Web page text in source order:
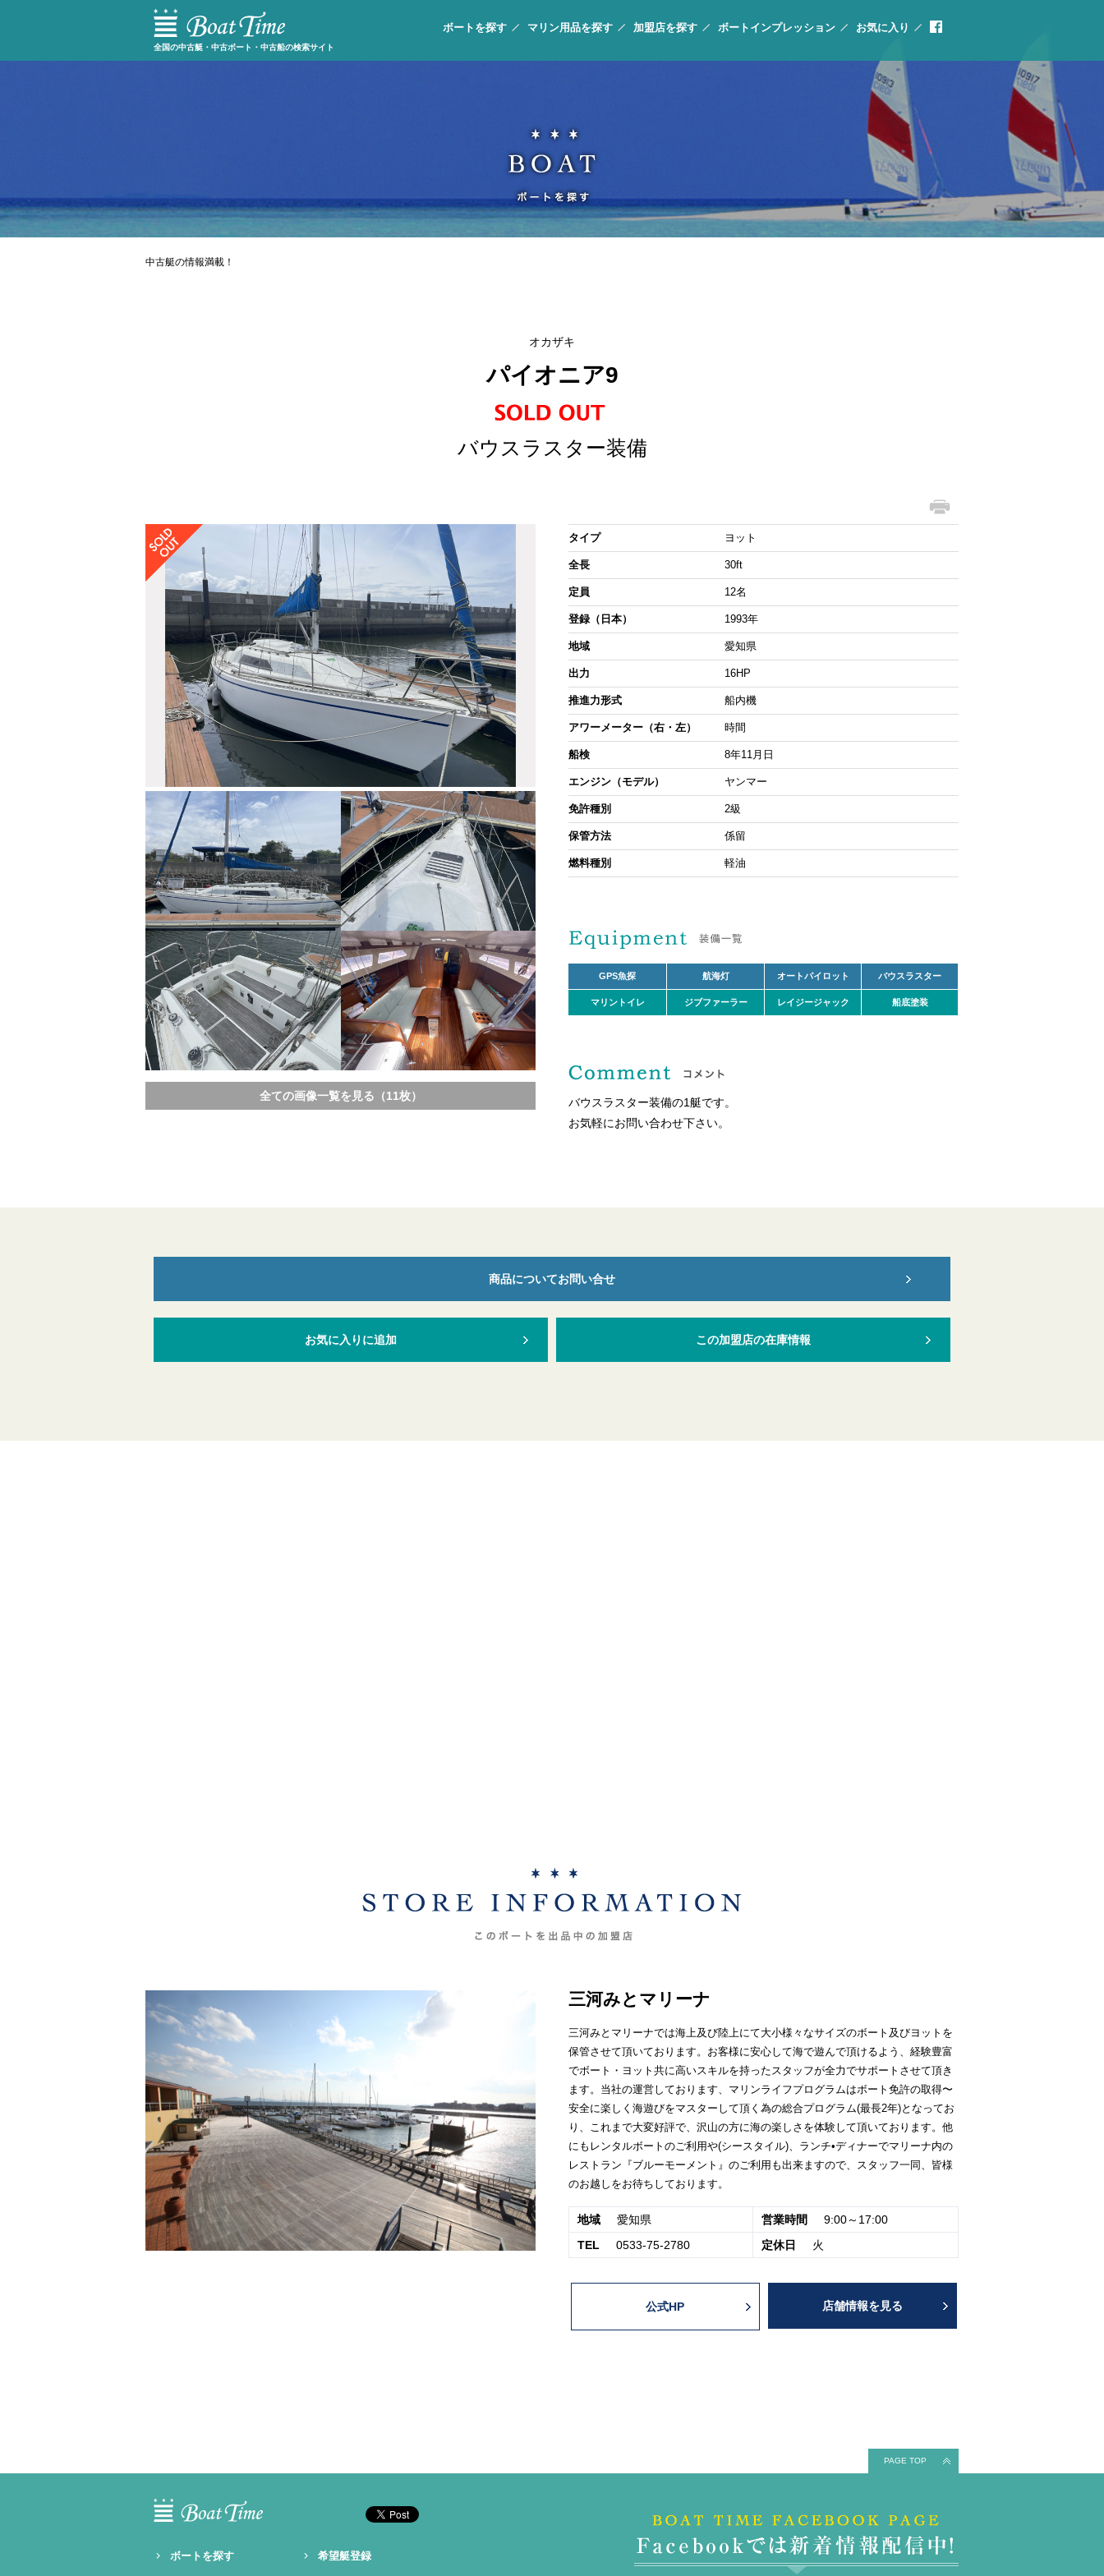
全国の中古艇・中古ボート・中古船の検索サイト
ボートを探す マリン用品を探す 加盟店を探す ボートインプレッション お気に入り
中古艇の情報満載！
オカザキ
パイオニア9
バウスラスター装備
全ての画像一覧を見る（11枚）
タイプ ヨット
全長 30ft
定員 12名
登録（日本） 1993年
地域 愛知県
出力 16HP
推進力形式 船内機
アワーメーター（右・左） 時間
船検 8年11月日
エンジン（モデル） ヤンマー
免許種別 2級
保管方法 係留
燃料種別 軽油
GPS魚探 航海灯 オートパイロット バウスラスター
マリントイレ ジブファーラー レイジージャック 船底塗装
バウスラスター装備の1艇です。
お気軽にお問い合わせ下さい。
商品についてお問い合せ
お気に入りに追加 この加盟店の在庫情報
三河みとマリーナ
三河みとマリーナでは海上及び陸上にて大小様々なサイズのボート及びヨットを
保管させて頂いております。お客様に安心して海で遊んで頂けるよう、経験豊富
でボート・ヨット共に高いスキルを持ったスタッフが全力でサポートさせて頂き
ます。当社の運営しております、マリンライフプログラムはボート免許の取得〜
安全に楽しく海遊びをマスターして頂く為の総合プログラム(最長2年)となってお
り、これまで大変好評で、沢山の方に海の楽しさを体験して頂いております。他
にもレンタルボートのご利用や(シースタイル)、ランチ•ディナーでマリーナ内の
レストラン『ブルーモーメント』のご利用も出来ますので、スタッフ一同、皆様
のお越しをお待ちしております。
地域 愛知県 営業時間
9:00～17:00
TEL
0533-75-2780 定休日 火
公式HP 店舗情報を見る
PAGE TOP
ボートを探す 希望艇登録